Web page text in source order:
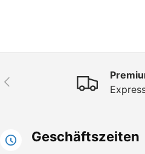
Vorherige
Geschäftszeiten